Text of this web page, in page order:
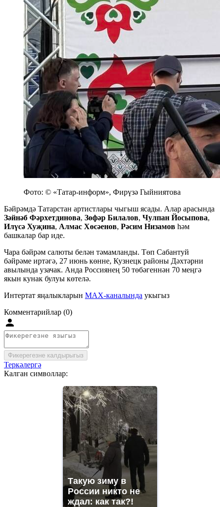
Фото: © «Татар-информ», Фирүзә Гыйниятова
Бәйрәмдә Татарстан артистлары чыгыш ясады. Алар арасында
Зәйнәб Фәрхетдинова, Зөфәр Билалов, Чулпан Йосыпова,
Илүсә Хуҗина, Алмас Хөсәенов, Рәсим Низамов һәм
башкалар бар иде.
Чара бәйрәм салюты белән тәмамланды. Төп Сабантуй
бәйрәме иртәгә, 27 июнь көнне, Кузнецк районы Дәхтәрни
авылында узачак. Анда Россиянең 50 төбәгеннән 70 меңгә
якын кунак булуы көтелә.
Интертат яңалыкларын MAX-каналында укыгыз
Комментарийлар (0)
Фикерегезне калдырыгыз
Теркәлергә
Калган символлар:
Такую зиму в
России никто не
ждал: как так?!